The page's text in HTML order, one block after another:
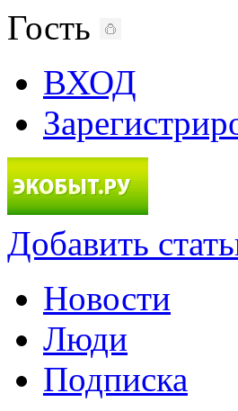
Гость
ВХОД
Добавить
Новости
Люди
Подписка